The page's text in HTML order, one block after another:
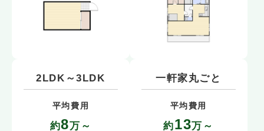
2LDK～3LDK
平均費用
約8万～
一軒家丸ごと
平均費用
約13万～